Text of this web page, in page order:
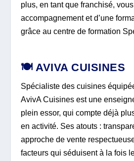
plus, en tant que franchisé,
accompagnement et d’une
grâce au centre de formation
🍽️ AVIVA CUISINES
Spécialiste des cuisines
AvivA Cuisines est une
plein essor, qui compte déjà
en activité. Ses atouts :
approche de vente
facteurs qui séduisent à la fois